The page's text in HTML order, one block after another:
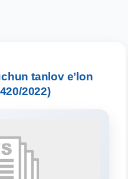
tanlov e’lon
2022)
aniq